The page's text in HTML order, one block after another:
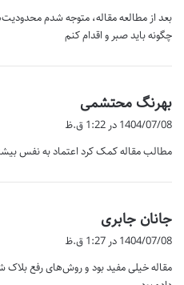
:
بعد از مطالعه مقاله، متوجه شدم
چگونه باید صبر و اقدام کنم
بهرنگ محتشمی
ف
:
1404/07/08 در 1:22 ق.ظ
مطالب مقاله کمک کرد اعتماد به نفس
جانان جابری
ف
:
1404/07/08 در 1:27 ق.ظ
مقاله خیلی مفید بود و روش‌های رفع بلاک